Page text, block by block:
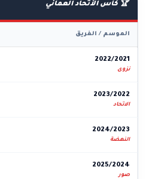
🏆 كأس الأتحاد العماني
الموسم / الفريق
2022/2021
نزوى
2023/2022
الاتحاد
2024/2023
النهضة
2025/2024
صور